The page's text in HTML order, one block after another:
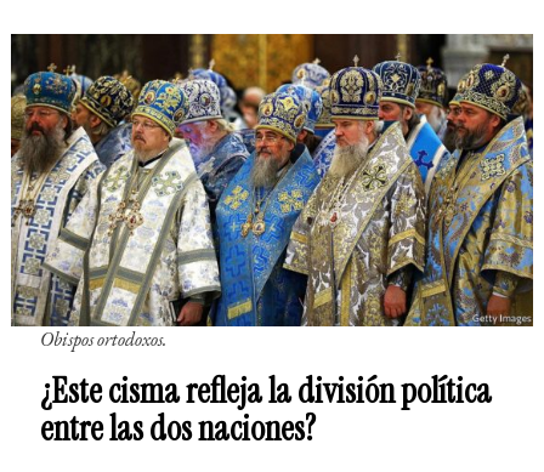
Obispos ortodoxos.
¿Este cisma refleja la división política
entre las dos naciones?